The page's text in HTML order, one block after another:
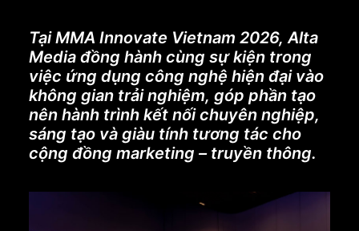
Tại MMA Innovate Vietnam 2026, Alta
Media đồng hành cùng sự kiện trong
việc ứng dụng công nghệ hiện đại vào
không gian trải nghiệm, góp phần tạo
nên hành trình kết nối chuyên nghiệp,
sáng tạo và giàu tính tương tác cho
cộng đồng marketing – truyền thông.